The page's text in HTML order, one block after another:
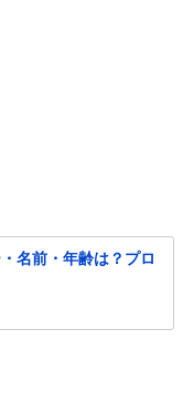
名前・年齢は？プロ